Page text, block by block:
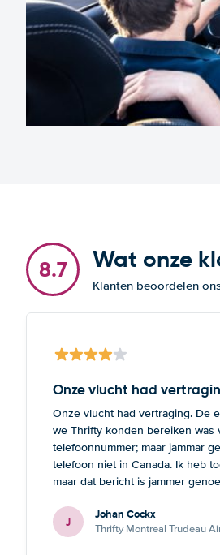
8.7 Wat onze
Klanten beoordelen
Onze vlucht had
Onze vlucht had vertraging. De
we Thrifty konden bereiken was
telefoonnummer; maar jammar
telefoon niet in Canada. Ik heb
maar dat bericht is jammer
zou fijn zijn om op een andere
kunnen nemen, bvb via mail,
J Johan Cockx
Thrifty Montreal Trudeau